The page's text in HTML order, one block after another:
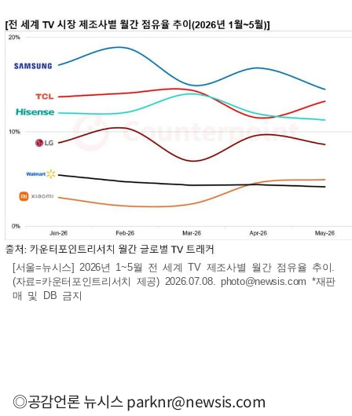
[서울=뉴시스] 2026년 1~5월 전 세계 TV 제조사별 월간 점유율 추이.
(자료=카운터포인트리서치 제공) 2026.07.08. photo@newsis.com *재판
매 및 DB 금지
◎공감언론 뉴시스parknr@newsis.com